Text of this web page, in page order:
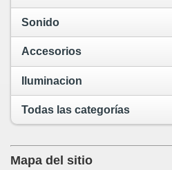
Sonido
Accesorios
Iluminacion
Todas las categorías
Mapa del sitio